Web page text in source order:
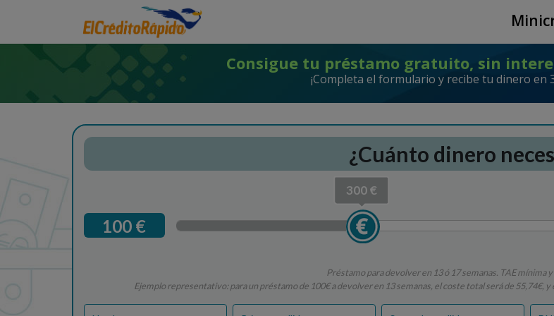
Consigue tu préstamo gratuito, sin
¡Completa el formulario y recibe tu dinero en